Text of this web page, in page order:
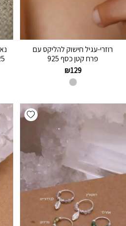
רוזרי-עגיל חישוק להליקס עם
פרח קטן כסף 925
₪129
925 עם
Add wishlist